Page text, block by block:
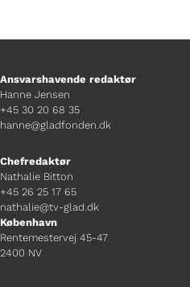
Ansvarshavende redaktør
Hanne Jensen
+45 30 20 68 35
hanne@gladfonden.dk
Chefredaktør
Nathalie Bitton
+45 26 25 17 65
nathalie@tv-glad.dk
København
Rentemestervej 45-47
2400 NV